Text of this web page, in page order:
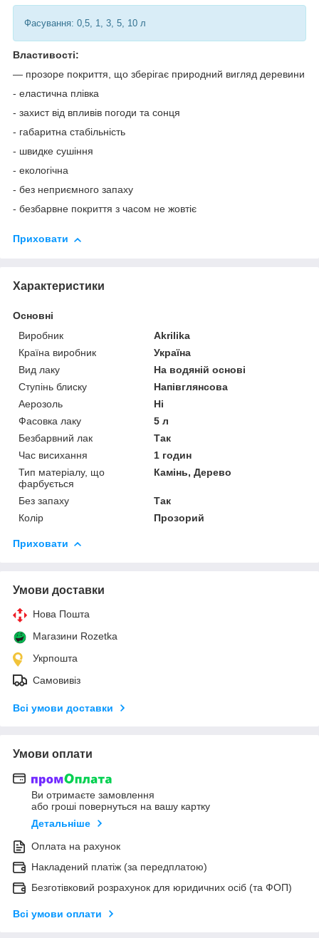
Фасування: 0,5, 1, 3, 5, 10 л
Властивості:
— прозоре покриття, що зберігає природний вигляд деревини
- еластична плівка
- захист від впливів погоди та сонця
- габаритна стабільність
- швидке сушіння
- екологічна
- без неприємного запаху
- безбарвне покриття з часом не жовтіє
Приховати
Характеристики
Основні
Виробник
Akrilika
Країна виробник
Україна
Вид лаку
На водяній основі
Ступінь блиску
Напівглянсова
Аерозоль
Ні
Фасовка лаку
5 л
Безбарвний лак
Так
Час висихання
1 годин
Тип матеріалу, що
фарбується
Камінь, Дерево
Без запаху
Так
Колір
Прозорий
Приховати
Умови доставки
Нова Пошта
Магазини Rozetka
Укрпошта
Самовивіз
Всі умови доставки
Умови оплати
Ви отримаєте замовлення
або гроші повернуться на вашу картку
Детальніше
Оплата на рахунок
Накладений платіж (за передплатою)
Безготівковий розрахунок для юридичних осіб (та ФОП)
Всі умови оплати